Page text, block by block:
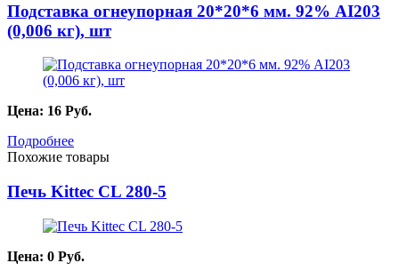
Подставка огнеупорная 20*20*6 мм. 92% AI203
(0,006 кг), шт
Цена: 16 Руб.
Подробнее
Похожие товары
Печь Kittec CL 280-5
Цена: 0 Руб.